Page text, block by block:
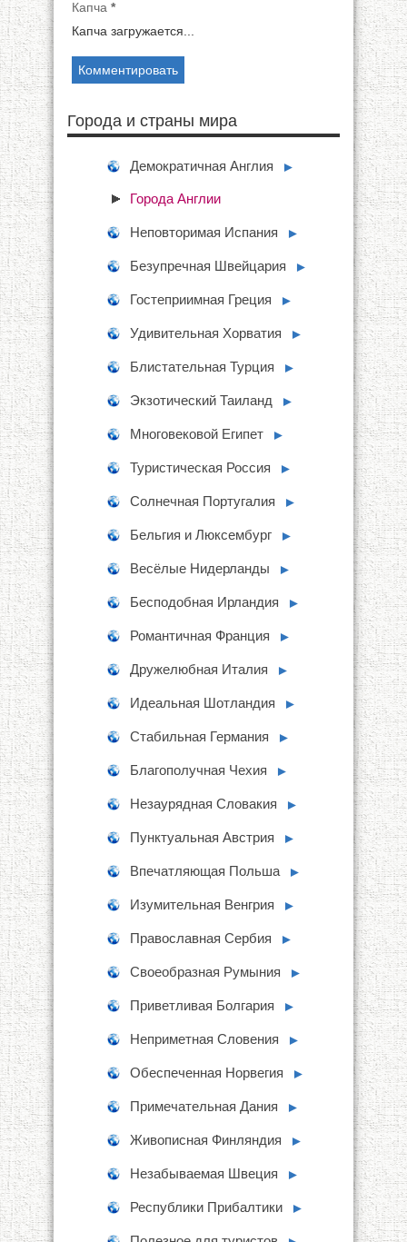
Капча *
Капча загружается...
Города и страны мира
Демократичная Англия ►
Города Англии
Неповторимая Испания ►
Безупречная Швейцария ►
Гостеприимная Греция ►
Удивительная Хорватия ►
Блистательная Турция ►
Экзотический Таиланд ►
Многовековой Египет ►
Туристическая Россия ►
Солнечная Португалия ►
Бельгия и Люксембург ►
Весёлые Нидерланды ►
Бесподобная Ирландия ►
Романтичная Франция ►
Дружелюбная Италия ►
Идеальная Шотландия ►
Стабильная Германия ►
Благополучная Чехия ►
Незаурядная Словакия ►
Пунктуальная Австрия ►
Впечатляющая Польша ►
Изумительная Венгрия ►
Православная Сербия ►
Своеобразная Румыния ►
Приветливая Болгария ►
Неприметная Словения ►
Обеспеченная Норвегия ►
Примечательная Дания ►
Живописная Финляндия ►
Незабываемая Швеция ►
Республики Прибалтики ►